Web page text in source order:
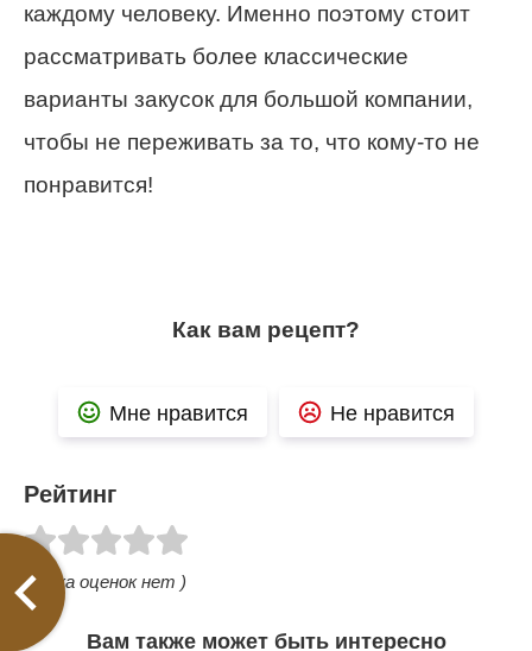
каждому человеку. Именно поэтому стоит
рассматривать более классические
варианты закусок для большой компании,
чтобы не переживать за то, что кому-то не
понравится!
Как вам рецепт?
Мне нравится Не нравится
Рейтинг
( Пока оценок нет )
Вам также может быть интересно